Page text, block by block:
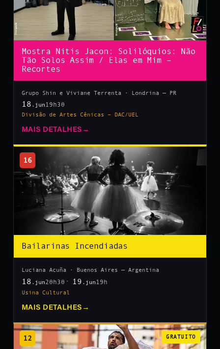
Mostra Nitis Jacon: Solilóquios: Não
Tão Solos Assim / Elas em Mim –
Recortes
Grupo Shin e Viviane Terrenta · Londrina — PR
18 .jun 19h30
Divisão de Artes Cênicas – DAC/UEL
MAIS DETALHES →
16
Bailarinas Incendiadas
Luciana Acuña · Buenos Aires — Argentina
18 .jun20h30 19 .jun 19h
Usina Cultural
MAIS DETALHES →
12 GRATUITO